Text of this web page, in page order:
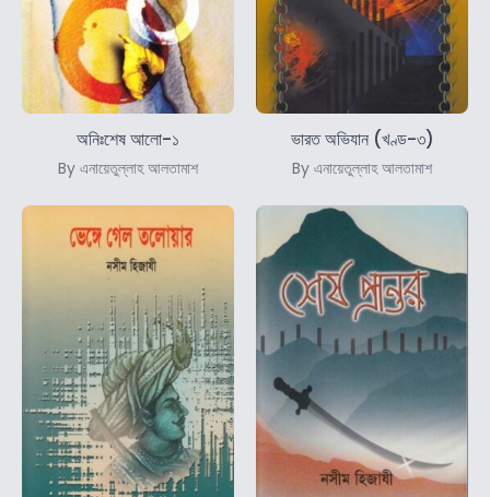
অনিঃশেষ আলো-১
By এনায়েতুল্লাহ আলতামাশ
ভারত অভিযান (খণ্ড-৩)
By এনায়েতুল্লাহ আলতামাশ